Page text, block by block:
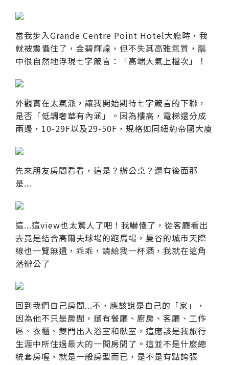
當我步入Grande Centre Point Hotel大廳時，我
就被震懾住了，金碧輝煌，但不失其高雅氣質，腦
中很自然地浮現七字箴言：「高端大氣上檔次」！
外觀實在太氣派，讓我開始期待七字箴言的下聯，
是否「低調奢華有內涵」。因為樓高，電梯還分成
兩邊，10-29F以及29-50F，規格如同紐約帝國大廈
先來朋友房間看看，這是？辦公桌？還有後面那
是...
這...這view也太驚人了吧！我嚇傻了，從客廳看出
去竟是結合高爾夫球場的跑馬場，曼谷的城市天際
線也一覽無遺，乖乖，請給我一杯酒，我就在這角
落辦公了
回到我們自己房間...不，應該說是自己的「家」，
因為他不只是房間，還有餐廳、廚房、客廳、工作
區、衣櫃、雙門出入浴室和臥室，這應該是我旅行
生涯中所住過最大的一間房間了。這並不是什麼總
統套房喔，就是一般房型而已，是不是有點誇張